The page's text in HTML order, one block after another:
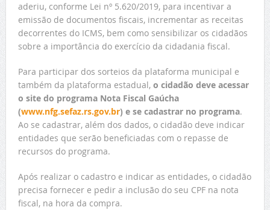
aderiu, conforme Lei nº 5.620/2019, para incentivar a
emissão de documentos fiscais, incrementar as receitas
decorrentes do ICMS, bem como sensibilizar os cidadãos
sobre a importância do exercício da cidadania fiscal.
Para participar dos sorteios da plataforma municipal e
também da plataforma estadual, o cidadão deve acessar
o site do programa Nota Fiscal Gaúcha
(www.nfg.sefaz.rs.gov.br) e se cadastrar no programa.
Ao se cadastrar, além dos dados, o cidadão deve indicar
entidades que serão beneficiadas com o repasse de
recursos do programa.
Após realizar o cadastro e indicar as entidades, o cidadão
precisa fornecer e pedir a inclusão do seu CPF na nota
fiscal, na hora da compra.